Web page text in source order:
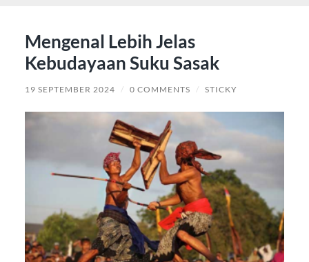
Mengenal Lebih Jelas
Kebudayaan Suku Sasak
19 SEPTEMBER 2024 / 0 COMMENTS / STICKY